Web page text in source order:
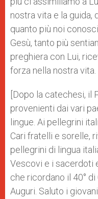
nostra vita e la guida,
quanto più noi
Gesù, tanto più
preghiera con Lui,
forza nella nostra vita.
[Dopo la catechesi, il
provenienti dai vari
lingue. Ai pellegrini
Cari fratelli e sorelle,
pellegrini di lingua
Vescovi e i sacerdoti
che ricordano il 40°
Auguri. Saluto i